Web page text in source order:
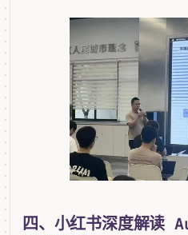
四、小红书深度解读